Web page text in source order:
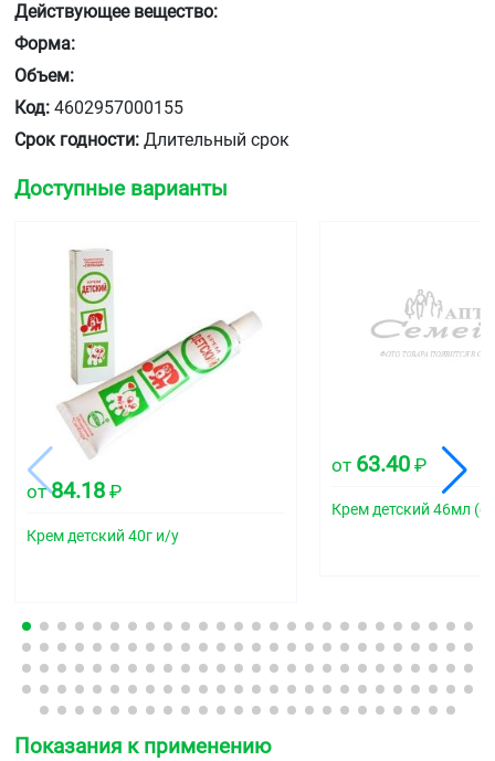
Действующее вещество:
Форма:
Объем:
Код: 4602957000155
Срок годности: Длительный срок
Доступные варианты
от84.18 ₽
Крем детский 40г и/у
от 63.40 ₽
Крем детский 46мл
Показания к применению